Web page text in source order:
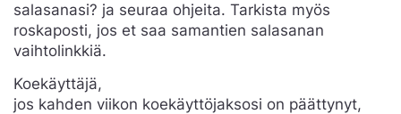
salasanasi? ja seuraa ohjeita. Tarkista myös
roskaposti, jos et saa samantien salasanan
vaihtolinkkiä.
Koekäyttäjä,
jos kahden viikon koekäyttöjaksosi on päättynyt,